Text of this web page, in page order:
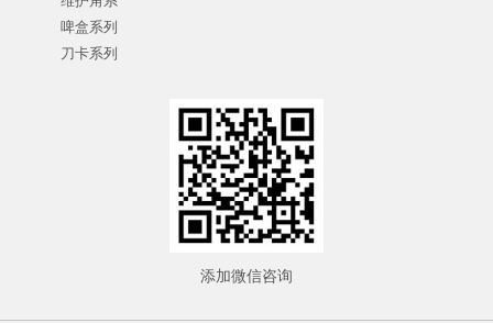
啤盒系列
刀卡系列
添加微信咨询